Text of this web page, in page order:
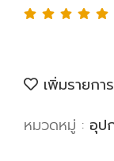
เพิ่มรายกา
หมวดหมู่ : อุป